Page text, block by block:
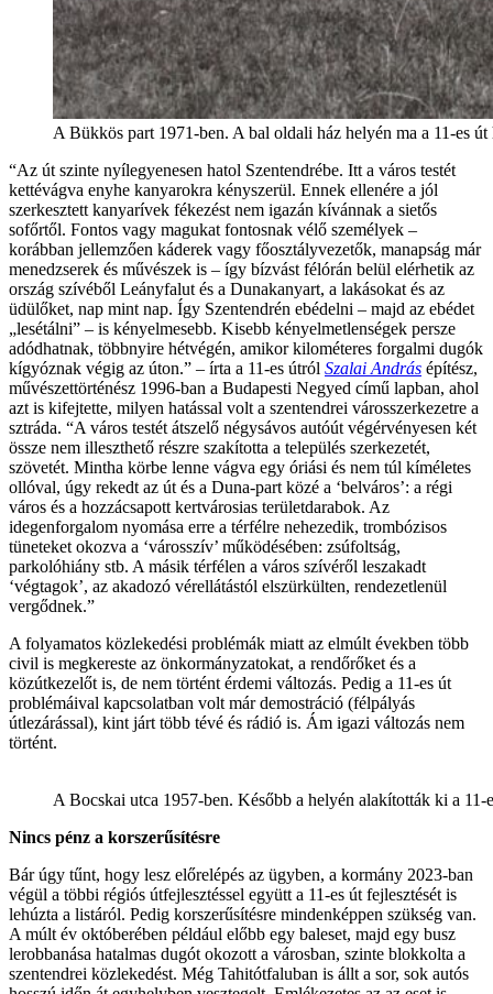
A Bükkös part 1971-ben. A bal oldali ház helyén ma a 11-es
“Az út szinte nyílegyenesen hatol Szentendrébe. Itt a város testét
kettévágva enyhe kanyarokra kényszerül. Ennek ellenére a jól
szerkesztett kanyarívek fékezést nem igazán kívánnak a sietős
sofőrtől. Fontos vagy magukat fontosnak vélő személyek –
korábban jellemzően káderek vagy főosztályvezetők, manapság már
menedzserek és művészek is – így bízvást félórán belül elérhetik az
ország szívéből Leányfalut és a Dunakanyart, a lakásokat és az
üdülőket, nap mint nap. Így Szentendrén ebédelni – majd az ebédet
„lesétálni” – is kényelmesebb. Kisebb kényelmetlenségek persze
adódhatnak, többnyire hétvégén, amikor kilométeres forgalmi dugók
kígyóznak végig az úton.” – írta a 11-es útról Szalai András építész,
művészettörténész 1996-ban a Budapesti Negyed című lapban, ahol
azt is kifejtette, milyen hatással volt a szentendrei városszerkezetre a
sztráda. “A város testét átszelő négysávos autóút végérvényesen két
össze nem illeszthető részre szakította a település szerkezetét,
szövetét. Mintha körbe lenne vágva egy óriási és nem túl kíméletes
ollóval, úgy rekedt az út és a Duna-part közé a ‘belváros’: a régi
város és a hozzácsapott kertvárosias területdarabok. Az
idegenforgalom nyomása erre a térfélre nehezedik, trombózisos
tüneteket okozva a ‘városszív’ működésében: zsúfoltság,
parkolóhiány stb. A másik térfélen a város szívéről leszakadt
‘végtagok’, az akadozó vérellátástól elszürkülten, rendezetlenül
vergődnek.”
A folyamatos közlekedési problémák miatt az elmúlt években több
civil is megkereste az önkormányzatokat, a rendőrőket és a
közútkezelőt is, de nem történt érdemi változás. Pedig a 11-es út
problémáival kapcsolatban volt már demostráció (félpályás
útlezárással), kint járt több tévé és rádió is. Ám igazi változás nem
történt.
A Bocskai utca 1957-ben. Később a helyén alakították ki a
Nincs pénz a korszerűsítésre
Bár úgy tűnt, hogy lesz előrelépés az ügyben, a kormány 2023-ban
végül a többi régiós útfejlesztéssel együtt a 11-es út fejlesztését is
lehúzta a listáról. Pedig korszerűsítésre mindenképpen szükség van.
A múlt év októberében például előbb egy baleset, majd egy busz
lerobbanása hatalmas dugót okozott a városban, szinte blokkolta a
szentendrei közlekedést. Még Tahitótfaluban is állt a sor, sok autós